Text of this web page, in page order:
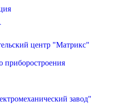
центр "Матрикс"
завод"